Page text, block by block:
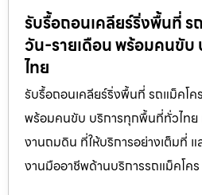
รับรื้อถอนเคลียร์ริ่งพื้นที่ ร
วัน-รายเดือน พร้อมคนขั
ไทย
รับรื้อถอนเคลียร์ริ่งพื้นที่ รถแม็คโค
พร้อมคนขับ บริการทุกพื้นที่ทั่วไทย
งานถมดิน ที่ให้บริการอย่างเต็มที่
งานมืออาชีพด้านบริการรถแม็คโคร